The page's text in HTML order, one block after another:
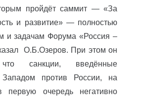
пройдёт саммит — «За
и развитие» — полностью
и задачам Форума «Россия –
О.Б.Озеров. При этом он
что санкции, введённые
Западом против России, на
очередь негативно